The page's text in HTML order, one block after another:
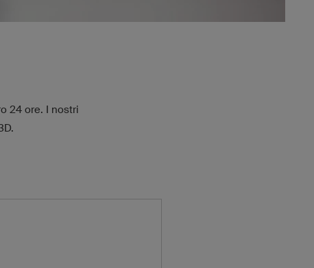
24 ore. I nostri